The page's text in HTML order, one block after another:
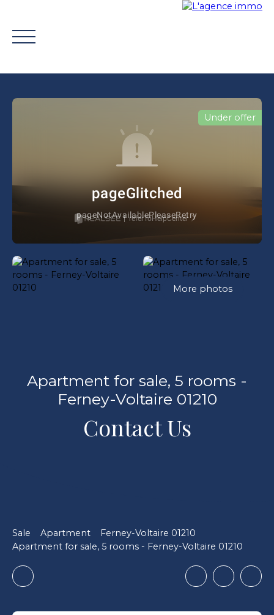
BUY WHY CHOOSE US? TROUVER UN CONSEILLER
Under offer
More photos
Apartment for sale, 5 rooms -
Ferney-Voltaire 01210
Contact Us
Sale Apartment
Ferney-Voltaire 01210
Apartment for sale, 5 rooms - Ferney-Voltaire 01210